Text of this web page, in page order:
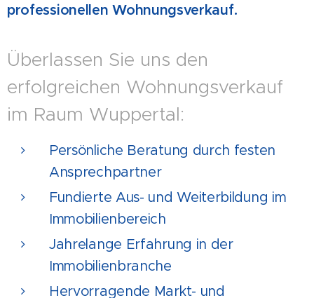
professionellen Wohnungsverkauf.
Überlassen Sie uns den
erfolgreichen Wohnungsverkauf
im Raum Wuppertal:
Persönliche Beratung durch festen
Ansprechpartner
Fundierte Aus- und Weiterbildung im
Immobilienbereich
Jahrelange Erfahrung in der
Immobilienbranche
Hervorragende Markt- und